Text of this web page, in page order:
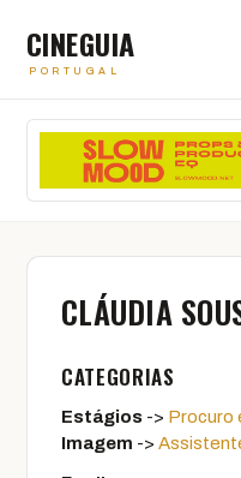
CINEGUIA
PORTUGAL
CLÁUDIA
CATEGORIAS
Estágios -> Procuro
Imagem ->